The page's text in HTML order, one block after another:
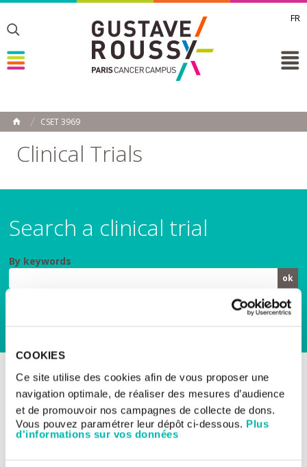
COOKIES
Ce site utilise des cookies afin de vous proposer une
navigation optimale, de réaliser des mesures d’audience
et de promouvoir nos campagnes de collecte de dons.
Vous pouvez paramétrer leur dépôt ci-dessous. Plus
d'informations sur vos données
FR
Toggle
Toggle
HOME
CSET 3969
Clinical Trials
Search a clinical trial
By keywords
Clinical Trials Early clinical trials
IMC-P115C - cancers